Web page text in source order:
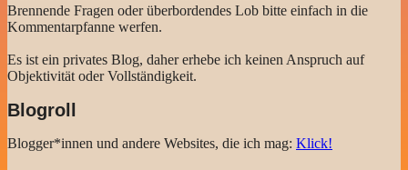
Brennende Fragen oder überbordendes Lob bitte einfach in die
Kommentarpfanne werfen.
Es ist ein privates Blog, daher erhebe ich keinen Anspruch auf
Objektivität oder Vollständigkeit.
Blogroll
Blogger*innen und andere Websites, die ich mag: Klick!